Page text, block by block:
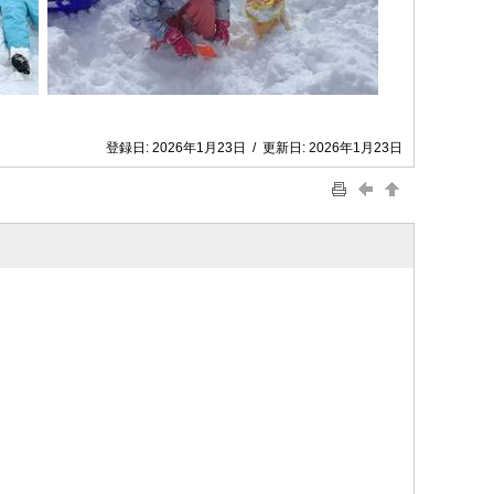
登録日: 2026年1月23日 / 更新日: 2026年1月23日